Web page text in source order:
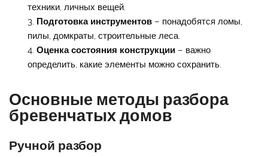
техники, личных вещей.
Подготовка инструментов– понадобятся ломы,
пилы, домкраты, строительные леса.
Оценка состояния конструкции– важно
определить, какие элементы можно сохранить.
Основные методы разбора
бревенчатых домов
Ручной разбор